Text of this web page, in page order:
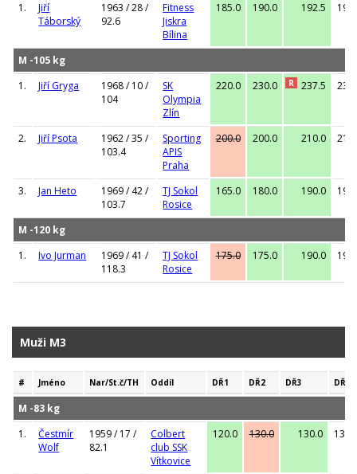
1.
Jiří
Táborský
1963 / 28 /
92.6
Fitness
Jiskra
Bílina
185.0 190.0 192.5
M -105 kg
1.
Jiří Gryga
1968 / 10 /
104
SK
Olympia
Zlín
220.0 230.0 R 237.5
2. Jiří Psota
1962 / 35 /
103.4
Sporting
APIS
Praha
200.0 200.0 210.0
3. Jan Heto
1969 / 42 /
103.7
TJ Sokol
Rosice
165.0 180.0 190.0
M -120 kg
1.
Ivo Jurman
1969 / 41 /
118.3
TJ Sokol
Rosice
175.0 175.0 190.0
Muži M3
# Jméno Nar/St.č/TH Oddíl DŘ1 DŘ2 DŘ3 DŘ
M -83 kg
1.
Čestmír
Wolf
1959 / 17 /
82.1
Colbert
club SSK
Vítkovice
120.0 130.0 130.0